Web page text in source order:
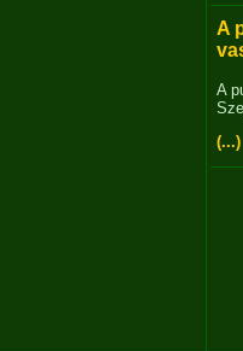
A
A
(...)